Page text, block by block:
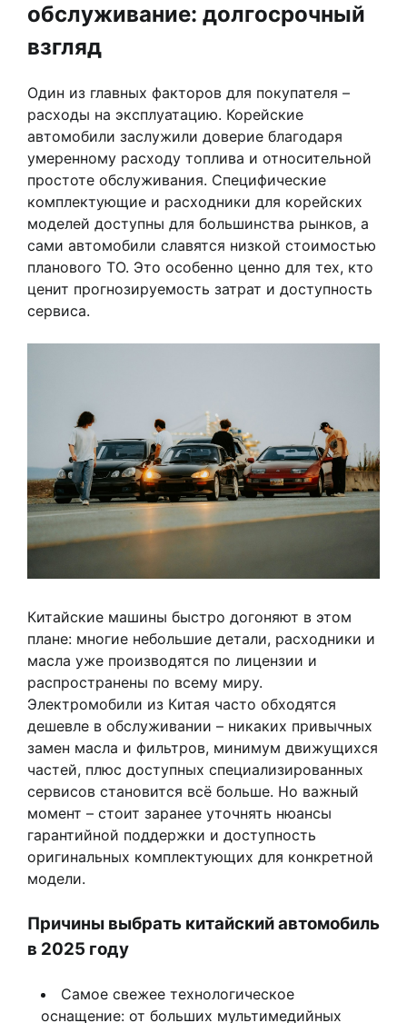
обслуживание: долгосрочный
взгляд
Один из главных факторов для покупателя –
расходы на эксплуатацию. Корейские
автомобили заслужили доверие благодаря
умеренному расходу топлива и относительной
простоте обслуживания. Специфические
комплектующие и расходники для корейских
моделей доступны для большинства рынков, а
сами автомобили славятся низкой стоимостью
планового ТО. Это особенно ценно для тех, кто
ценит прогнозируемость затрат и доступность
сервиса.
Китайские машины быстро догоняют в этом
плане: многие небольшие детали, расходники и
масла уже производятся по лицензии и
распространены по всему миру.
Электромобили из Китая часто обходятся
дешевле в обслуживании – никаких привычных
замен масла и фильтров, минимум движущихся
частей, плюс доступных специализированных
сервисов становится всё больше. Но важный
момент – стоит заранее уточнять нюансы
гарантийной поддержки и доступность
оригинальных комплектующих для конкретной
модели.
Причины выбрать китайский автомобиль
в 2025 году
Самое свежее технологическое
оснащение: от больших мультимедийных